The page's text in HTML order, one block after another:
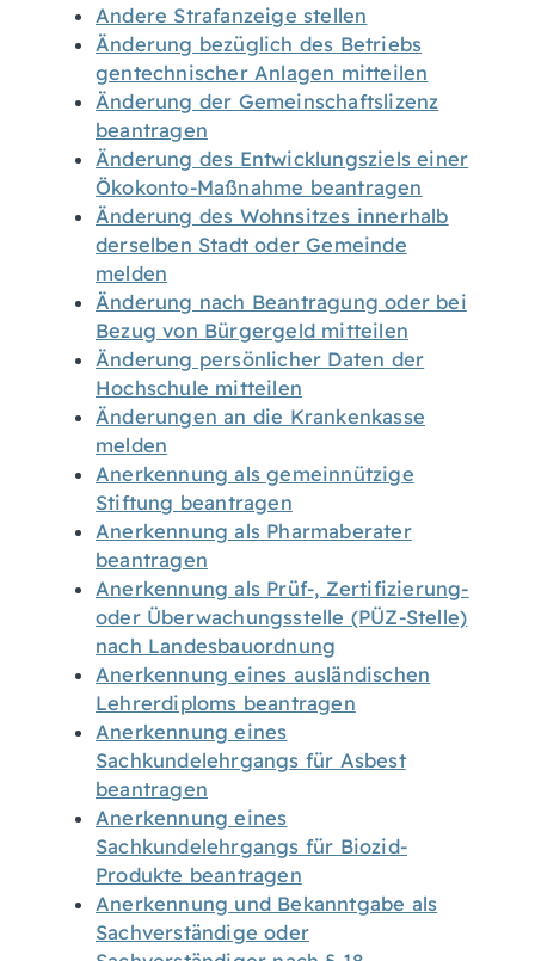
Andere Strafanzeige stellen
Änderung bezüglich des Betriebs
gentechnischer Anlagen mitteilen
Änderung der Gemeinschaftslizenz
beantragen
Änderung des Entwicklungsziels einer
Ökokonto-Maßnahme beantragen
Änderung des Wohnsitzes innerhalb
derselben Stadt oder Gemeinde
melden
Änderung nach Beantragung oder bei
Bezug von Bürgergeld mitteilen
Änderung persönlicher Daten der
Hochschule mitteilen
Änderungen an die Krankenkasse
melden
Anerkennung als gemeinnützige
Stiftung beantragen
Anerkennung als Pharmaberater
beantragen
Anerkennung als Prüf-, Zertifizierung-
oder Überwachungsstelle (PÜZ-Stelle)
nach Landesbauordnung
Anerkennung eines ausländischen
Lehrerdiploms beantragen
Anerkennung eines
Sachkundelehrgangs für Asbest
beantragen
Anerkennung eines
Sachkundelehrgangs für Biozid-
Produkte beantragen
Anerkennung und Bekanntgabe als
Sachverständige oder